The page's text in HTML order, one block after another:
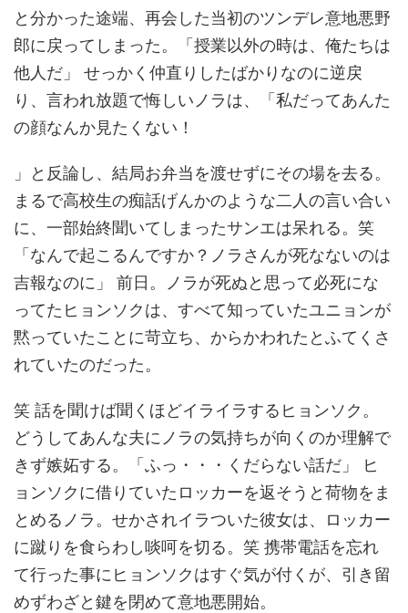
と分かった途端、再会した当初のツンデレ意地悪野
郎に戻ってしまった。「授業以外の時は、俺たちは
他人だ」 せっかく仲直りしたばかりなのに逆戻
り、言われ放題で悔しいノラは、「私だってあんた
の顔なんか見たくない！
」と反論し、結局お弁当を渡せずにその場を去る。
まるで高校生の痴話げんかのような二人の言い合い
に、一部始終聞いてしまったサンエは呆れる。笑
「なんで起こるんですか？ノラさんが死なないのは
吉報なのに」 前日。ノラが死ぬと思って必死にな
ってたヒョンソクは、すべて知っていたユニョンが
黙っていたことに苛立ち、からかわれたとふてくさ
れていたのだった。
笑 話を聞けば聞くほどイライラするヒョンソク。
どうしてあんな夫にノラの気持ちが向くのか理解で
きず嫉妬する。「ふっ・・・くだらない話だ」 ヒ
ョンソクに借りていたロッカーを返そうと荷物をま
とめるノラ。せかされイラついた彼女は、ロッカー
に蹴りを食らわし啖呵を切る。笑 携帯電話を忘れ
て行った事にヒョンソクはすぐ気が付くが、引き留
めずわざと鍵を閉めて意地悪開始。